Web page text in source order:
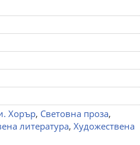
Хорър, Световна проза,
литература, Художествена